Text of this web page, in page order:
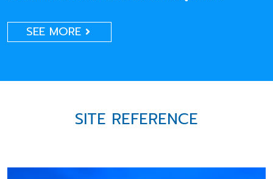
SEE MORE
SITE REFERENCE